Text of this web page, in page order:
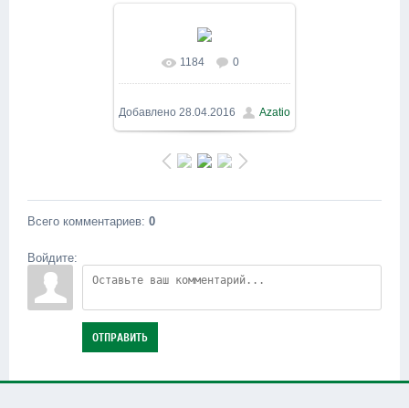
В реальном размере
800x533/ 254.6Kb
1184 0
Добавлено 28.04.2016 Azatio
Всего комментариев: 0
Войдите:
ОТПРАВИТЬ